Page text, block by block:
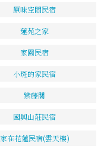
原味空間民宿
蓮苑之家
家園民宿
小斑的家民宿
紫藤閣
國興山莊民宿
家在花蓮民宿(雲天樓)